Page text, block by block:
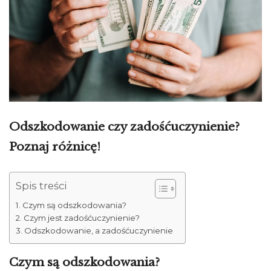
Odszkodowanie czy zadośćuczynienie?
Poznaj różnicę!
Spis treści
Czym są odszkodowania?
Czym jest zadośćuczynienie?
Odszkodowanie, a zadośćuczynienie
Czym są odszkodowania?